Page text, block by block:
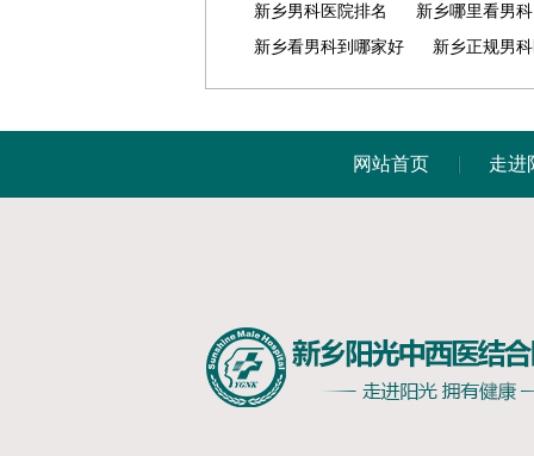
新乡男科医院排名
新乡哪里看男科
新乡看男科到哪家好
新乡正规男
网站首页 走进